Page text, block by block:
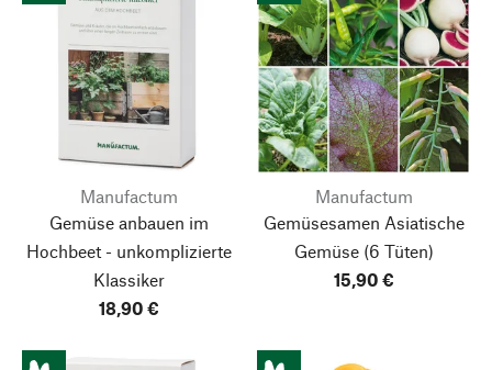
Manufactum
Gemüse anbauen im
Hochbeet - unkomplizierte
Klassiker
18,90 €
Manufactum
Gemüsesamen Asiatische
Gemüse(6 Tüten)
15,90 €